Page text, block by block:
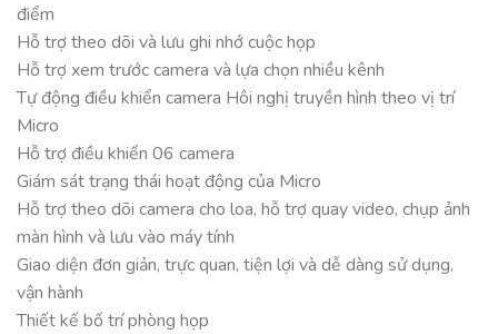
điểm
Hỗ trợ theo dõi và lưu ghi nhớ cuộc họp
Hỗ trợ xem trước camera và lựa chọn nhiều kênh
Tự động điều khiển camera Hôi nghị truyền hình theo vị trí
Micro
Hỗ trợ điều khiển 06 camera
Giám sát trạng thái hoạt động của Micro
Hỗ trợ theo dõi camera cho loa, hỗ trợ quay video, chụp ảnh
màn hình và lưu vào máy tính
Giao diện đơn giản, trực quan, tiện lợi và dễ dàng sử dụng,
vận hành
Thiết kế bố trí phòng họp